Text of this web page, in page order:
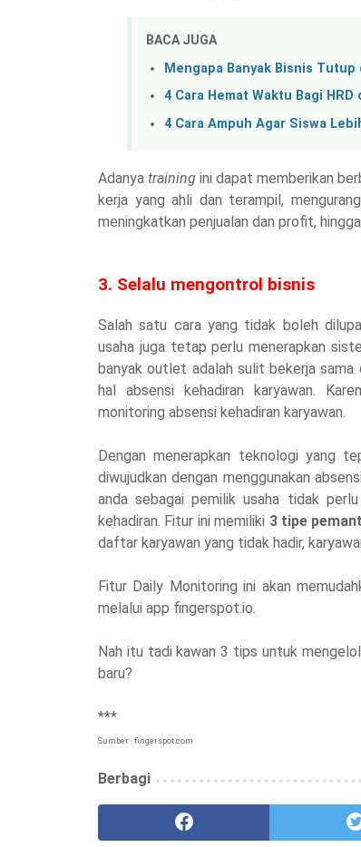
BACA JUGA
Mengapa Banyak Bisnis Tutup
4 Cara Hemat Waktu Bagi
4 Cara Ampuh Agar Siswa
Adanya training ini dapat memberikan
kerja yang ahli dan terampil,
meningkatkan penjualan dan profit,
3. Selalu mengontrol bisnis
Salah satu cara yang tidak boleh
usaha juga tetap perlu menerapkan
banyak outlet adalah sulit bekerja sama
hal absensi kehadiran karyawan.
monitoring absensi kehadiran karyawan.
Dengan menerapkan teknologi yang
diwujudkan dengan menggunakan
anda sebagai pemilik usaha tidak
kehadiran. Fitur ini memiliki 3 tipe
daftar karyawan yang tidak hadir,
Fitur Daily Monitoring ini akan
melalui app fingerspot.io.
Nah itu tadi kawan 3 tips untuk
baru?
***
Sumber : fingerspot.com
Berbagi